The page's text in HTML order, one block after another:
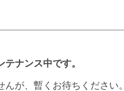
テナンス中です。
んが、暫くお待ちください。